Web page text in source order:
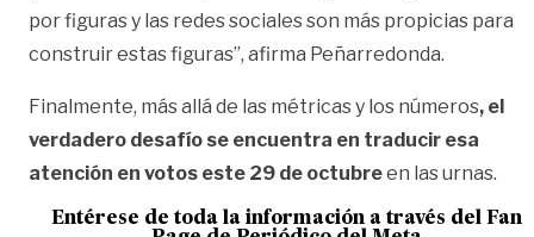
por figuras y las redes sociales son más propicias para
construir estas figuras”, afirma Peñarredonda.
Finalmente, más allá de las métricas y los números, el
verdadero desafío se encuentra en traducir esa
atención en votos este 29 de octubreen las urnas.
Entérese de toda la información a través del Fan